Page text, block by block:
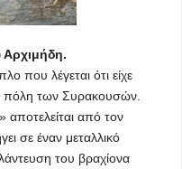
Αρχιμήδη.
που λέγεται ότι είχε
πόλη των Συρακουσών.
αποτελείται από τον
σε έναν μεταλλικό
του βραχίονα